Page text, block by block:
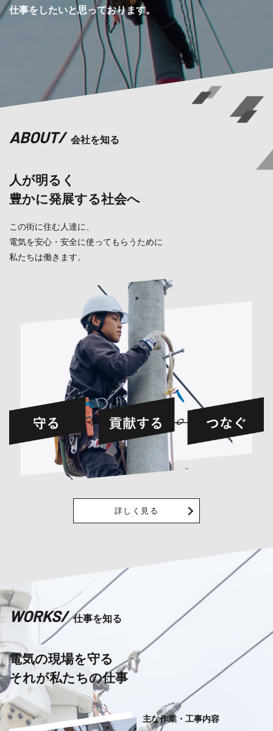
仕事をしたいと思っております。
ABOUT/ 会社を知る
人が明るく
豊かに発展する社会へ
この街に住む人達に、
電気を安心・安全に使ってもらうために
私たちは働きます。
詳しく見る
WORKS/ 仕事を知る
電気の現場を守る
それが私たちの仕事
主な作業・工事内容